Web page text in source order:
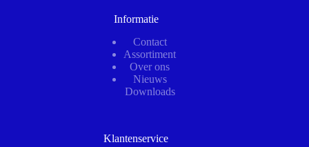
Informatie
Contact
Assortiment
Over ons
Nieuws
Downloads
Klantenservice